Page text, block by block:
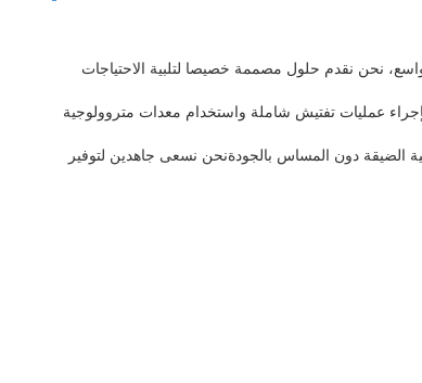
نحن نقدم حلول مصممة خصيصا لتلبية الاحتياجات
عمليات تفتيش شاملة واستخدام معدات متروولوجية
الضيقة دون المساس بالجودةنحن نسعى جاهدين لتوفير